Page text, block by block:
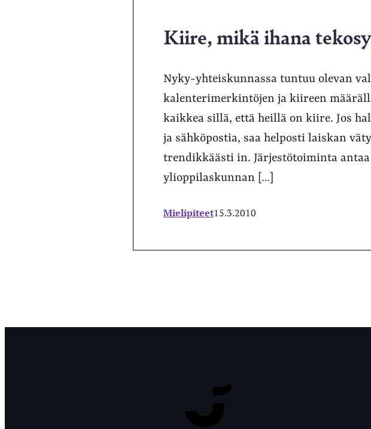
Kiire, mikä ihana
Nyky-yhteiskunnassa tuntuu olevan
kalenterimerkintöjen ja kiireen
kaikkea sillä, että heillä on kiire. Jos
ja sähköpostia, saa helposti laiskan
trendikkäästi in. Järjestötoiminta
ylioppilaskunnan […]
Mielipiteet15.3.2010